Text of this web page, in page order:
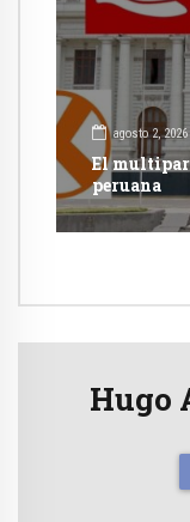
agosto 2, 2026
El
peruana
Hugo